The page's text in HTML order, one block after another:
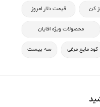
کن قیمت دلار امروز
محصولات ویژه اقایان
کود مایع مرغی سه بیست